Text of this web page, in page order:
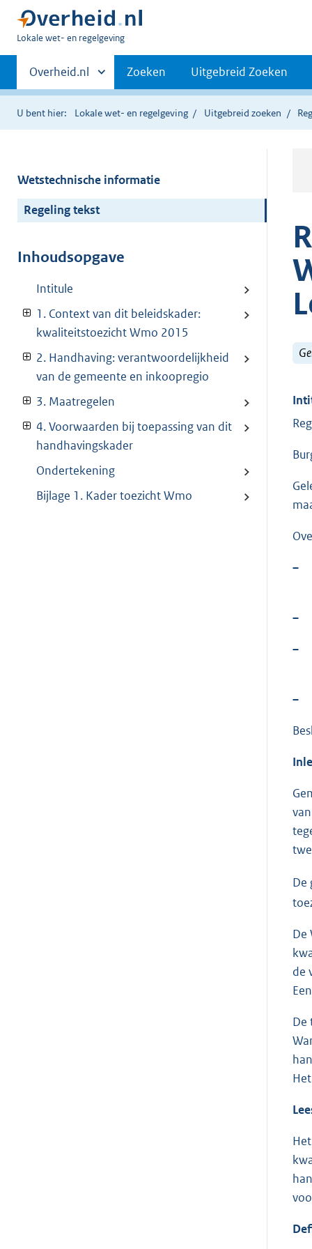
U
hier:
Lokale wet- en regelgeving
Primaire
navigatie
Andere
sites
binnen
Overheid.nl Zoeken Uitgebreid Zoeken
U bent hier: Lokale wet- en regelgeving Uitgebreid zoeken
Wetstechnische informatie
Regeling tekst
Inhoudsopgave
Intitule
1. Context van dit beleidskader:
kwaliteitstoezicht Wmo 2015
2. Handhaving: verantwoordelijkheid
van de gemeente en inkoopregio
3. Maatregelen
4. Voorwaarden bij toepassing van dit
handhavingskader
Ondertekening
Bijlage 1. Kader toezicht Wmo
–
–
–
–
De
De
de
De